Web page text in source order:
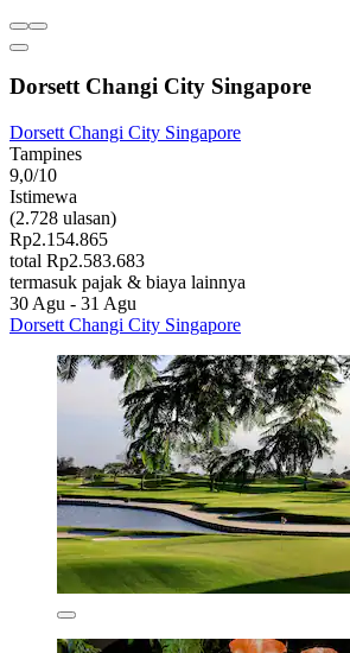
Dorsett Changi City Singapore
Dorsett Changi City Singapore
Tampines
9,0/10
Istimewa
(2.728 ulasan)
Rp2.154.865
total Rp2.583.683
termasuk pajak & biaya lainnya
30 Agu - 31 Agu
Dorsett Changi City Singapore